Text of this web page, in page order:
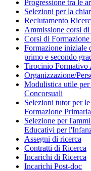
Progressione tra le
Selezioni per la
Reclutamento
Ammissione corsi
Corsi di
Formazione iniziale
primo e secondo
Tirocinio Formativo
Organizzazione/
Modulistica utile
Concorsuali
Selezioni tutor per
Formazione Primaria
Selezione per
Educativi per
Assegni di ricerca
Contratti di Ricerca
Incarichi di Ricerca
Incarichi Post-doc